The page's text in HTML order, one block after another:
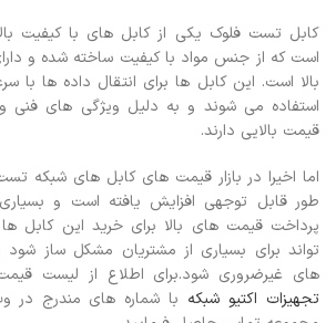
کابل تست فلوک یکی از کابل های با کیفیت
است که از جنس مواد با کیفیت ساخته شده و
بالا است. این کابل ها برای انتقال داده ها با
استفاده می شوند و به دلیل ویژگی های فنی
قیمت بالایی دارند.
اما اخیرا در بازار قیمت های کابل های شبکه
طور قابل توجهی افزایش یافته است و بسیاری
پرداخت قیمت های بالا برای خرید این کابل
تواند برای بسیاری از مشتریان مشکل ساز
های غیرضروری شود.برای اطلاع از لیست
تجهیزات اکتیو شبکه با شماره های مندرج در